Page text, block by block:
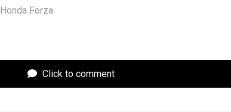
Honda Forza
Click to comment